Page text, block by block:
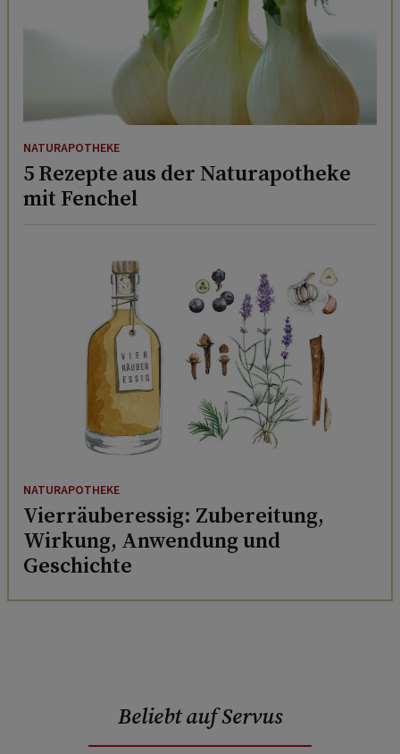
NATURAPOTHEKE
5 Rezepte aus der Naturapotheke
mit Fenchel
NATURAPOTHEKE
Vierräuberessig: Zubereitung,
Wirkung, Anwendung und
Geschichte
Beliebt auf Servus